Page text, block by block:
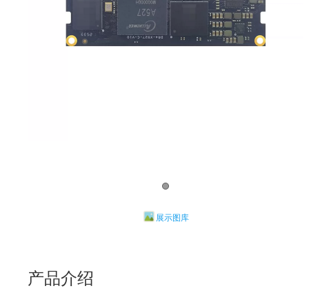
展示图库
产品介绍